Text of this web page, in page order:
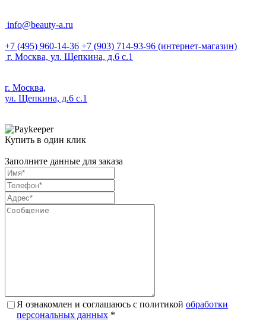
info@beauty-a.ru
+7 (495) 960-14-36 +7 (903) 714-93-96 (интернет-магазин)
г. Москва, ул. Щепкина, д.6 с.1
г. Москва,
ул. Щепкина, д.6 с.1
Купить в один клик
Заполните данные для заказа
Я ознакомлен и соглашаюсь с политикой обработки
персональных данных *